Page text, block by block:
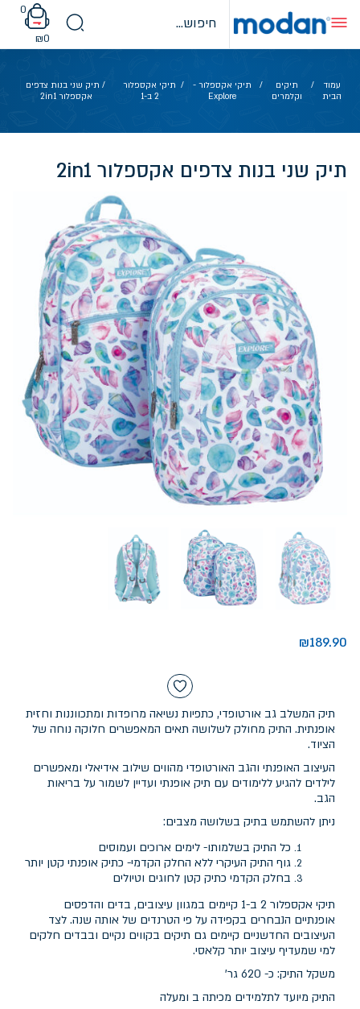
content
0
₪0
עמוד
הבית
/
תיקים
וקלמרים
/
תיקי אקספלור -
Explore
/ תיקי אקספלור
2 ב-1
/ תיק שני בנות צדפים
אקספלור 2in1
תיק שני בנות צדפים אקספלור 2in1
₪189.90
תיק המשלב גב אורטופדי, כתפיות נשיאה מרופדות ומתכווננות וחזית
אופנתית. התיק מחולק לשלושה תאים המאפשרים חלוקה נוחה של
הציוד.
העיצוב האופנתי והגב האורטופדי מהווים שילוב אידיאלי ומאפשרים
לילדים להגיע ללימודים עם תיק אופנתי ועדיין לשמור על בריאות
הגב.
ניתן להשתמש בתיק בשלושה מצבים:
כל התיק בשלמותו- לימים ארוכים ועמוסים
גוף התיק העיקרי ללא החלק הקדמי- כתיק אופנתי קטן יותר
בחלק הקדמי כתיק קטן לחוגים וטיולים
תיקי אקספלור 2 ב-1 קיימים במגוון עיצובים, בדים והדפסים
אופנתיים הנבחרים בקפידה על פי הטרנדים של אותה שנה. לצד
העיצובים החדשניים קיימים גם תיקים בקווים נקיים ובבדים חלקים
למי שמעדיף עיצוב יותר קלאסי.
משקל התיק: כ- 620 גר'
התיק מיועד לתלמידים מכיתה ב ומעלה